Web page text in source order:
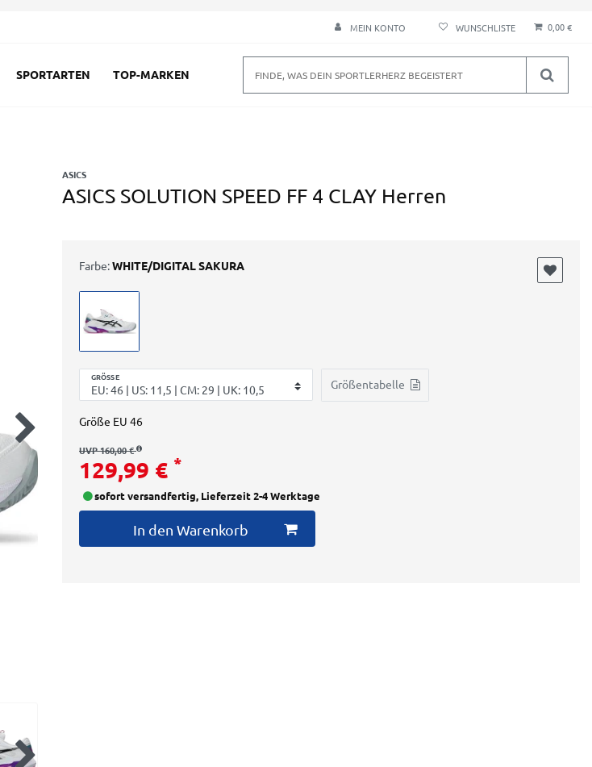
MEIN KONTO 0,00 €
SPORTARTEN TOP-MARKEN
ASICS
ASICS SOLUTION SPEED FF 4 CLAY Herren
GRÖSSE
Größentabelle
Farbe:WHITE/DIGITAL SAKURA
Größe EU 46
UVP 160,00 €
129,99 € *
sofort versandfertig, Lieferzeit 2-4 Werktage
In den Warenkorb